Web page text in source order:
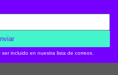
incluido en nuestra lista de correos.